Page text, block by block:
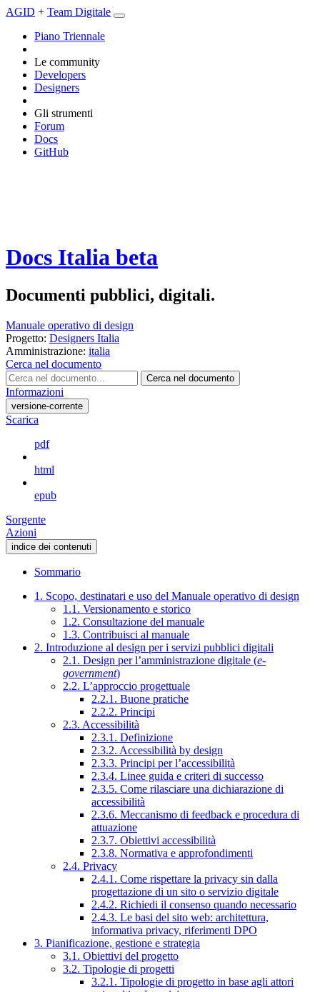
AGID + Team Digitale
Piano Triennale
Le community
Developers
Designers
Gli strumenti
Forum
Docs
GitHub
Docs Italia beta
Documenti pubblici, digitali.
Manuale operativo di design
Progetto: Designers Italia
Amministrazione: italia
Cerca nel documento
Cerca nel documento
Informazioni
versione-corrente
Scarica
pdf
html
epub
Sorgente
Azioni
indice dei contenuti
Sommario
1. Scopo, destinatari e uso del Manuale operativo di design
1.1. Versionamento e storico
1.2. Consultazione del manuale
1.3. Contribuisci al manuale
2. Introduzione al design per i servizi pubblici digitali
2.1. Design per l’amministrazione digitale (e-
government)
2.2. L’approccio progettuale
2.2.1. Buone pratiche
2.2.2. Principi
2.3. Accessibilità
2.3.1. Definizione
2.3.2. Accessibilità by design
2.3.3. Principi per l’accessibilità
2.3.4. Linee guida e criteri di successo
2.3.5. Come rilasciare una dichiarazione di
accessibilità
2.3.6. Meccanismo di feedback e procedura di
attuazione
2.3.7. Obiettivi accessibilità
2.3.8. Normativa e approfondimenti
2.4. Privacy
2.4.1. Come rispettare la privacy sin dalla
progettazione di un sito o servizio digitale
2.4.2. Richiedi il consenso quando necessario
2.4.3. Le basi del sito web: architettura,
informativa privacy, riferimenti DPO
3. Pianificazione, gestione e strategia
3.1. Obiettivi del progetto
3.2. Tipologie di progetti
3.2.1. Tipologie di progetto in base agli attori